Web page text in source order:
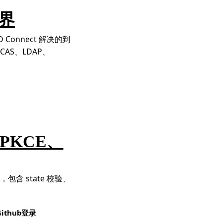
Connect 解决的到
、LDAP、
、
含 state 校验、
登录